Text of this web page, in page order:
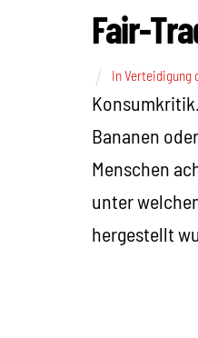
Fair-
In Verteidigung
Bananen
Menschen
unter
hergestellt